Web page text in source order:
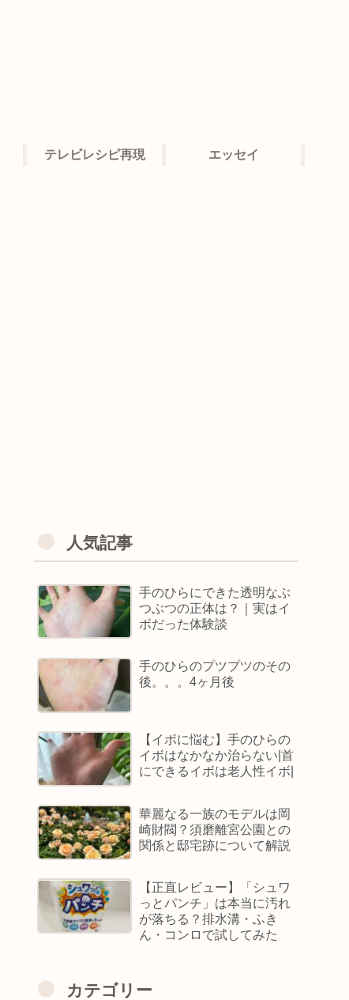
テレビレシピ再現 エッセイ
人気記事
手のひらにできた透明なぶ
つぶつの正体は？｜実はイ
ボだった体験談
手のひらのプツプツのその
後。。。4ヶ月後
【イボに悩む】手のひらの
イボはなかなか治らない|首
にできるイボは老人性イボ|
華麗なる一族のモデルは岡
崎財閥？須磨離宮公園との
関係と邸宅跡について解説
【正直レビュー】「シュワ
っとパンチ」は本当に汚れ
が落ちる？排水溝・ふき
ん・コンロで試してみた
カテゴリー